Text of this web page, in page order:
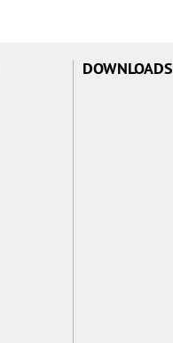
DOWNLOADS